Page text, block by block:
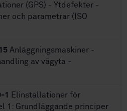
(GPS) - Ytdefekter -
och parametrar (ISO
Anläggningsmaskiner -
av vägyta -
1
Elinstallationer för
1: Grundläggande principer